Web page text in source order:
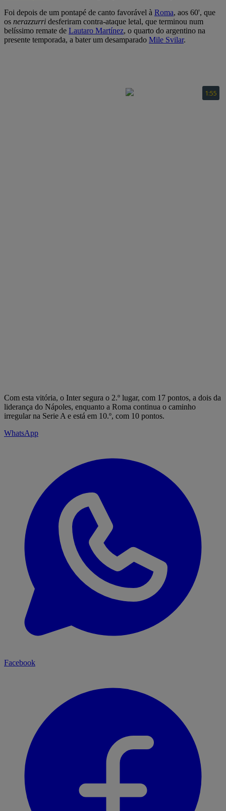
Foi depois de um pontapé de canto favorável à Roma, aos 60', que
os nerazzurri desferiram contra-ataque letal, que terminou num
belíssimo remate de Lautaro Martínez, o quarto do argentino na
presente temporada, a bater um desamparado Mile Svilar.
Com esta vitória, o Inter segura o 2.º lugar, com 17 pontos, a dois da
liderança do Nápoles, enquanto a Roma continua o caminho
irregular na Serie A e está em 10.º, com 10 pontos.
WhatsApp
Facebook